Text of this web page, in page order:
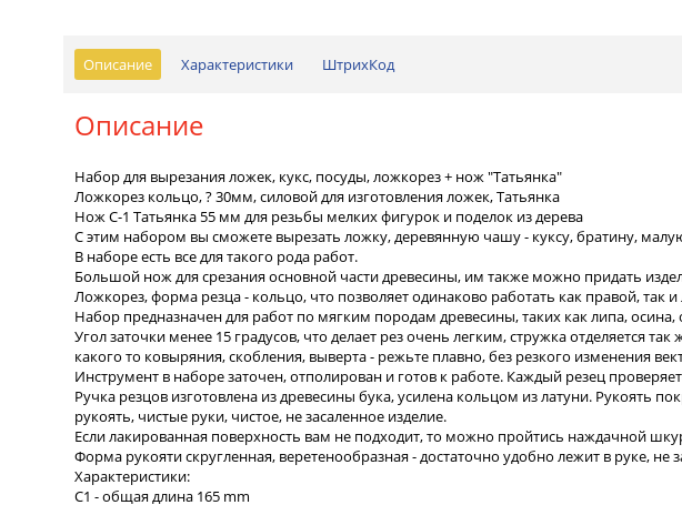
Описание Характеристики ШтрихКод
Описание
Набор для вырезания ложек, кукс, посуды, ложкорез + нож "Татьянка"
Ложкорез кольцо, ? 30мм, силовой для изготовления ложек, Татьянка
Нож С-1 Татьянка 55 мм для резьбы мелких фигурок и поделок из дерева
С этим набором вы сможете вырезать ложку, деревянную чашу - куксу, братину,
В наборе есть все для такого рода работ.
Большой нож для срезания основной части древесины, им также можно придать
Ложкорез, форма резца - кольцо, что позволяет одинаково работать как правой,
Набор предназначен для работ по мягким породам древесины, таких как липа, осина,
Угол заточки менее 15 градусов, что делает рез очень легким, стружка отделяется
какого то ковыряния, скобления, выверта - режьте плавно, без резкого изменения
Инструмент в наборе заточен, отполирован и готов к работе. Каждый резец
Ручка резцов изготовлена из древесины бука, усилена кольцом из латуни. Рукоять
рукоять, чистые руки, чистое, не засаленное изделие.
Если лакированная поверхность вам не подходит, то можно пройтись наждачной
Форма рукояти скругленная, веретенообразная - достаточно удобно лежит в руке, не
Характеристики:
С1 - общая длина 165 mm